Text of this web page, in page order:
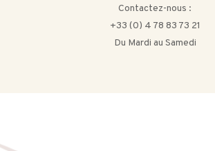
Contactez-nous :
+33 (0) 4 78 83 73 21
Du Mardi au Samedi